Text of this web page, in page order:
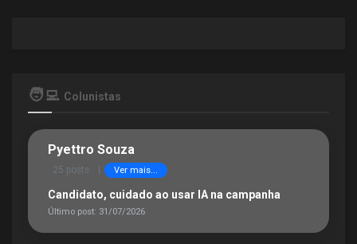
🧑‍💻 Colunistas
Pyettro Souza
25 posts Ver mais...
Candidato, cuidado ao usar IA na campanha
Último post: 31/07/2026